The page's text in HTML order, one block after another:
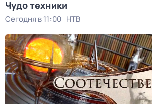
Чудо техники
Сегодня в 11:00 НТВ